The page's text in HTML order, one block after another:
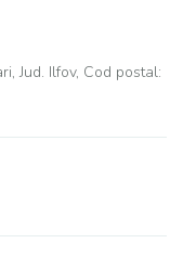
Jud. Ilfov, Cod postal: